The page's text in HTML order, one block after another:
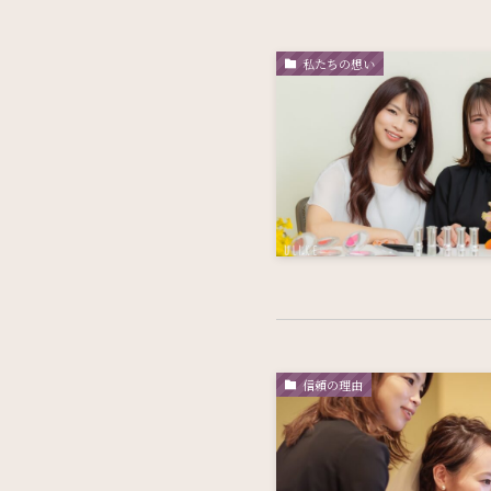
私たちの想い
信頼の理由